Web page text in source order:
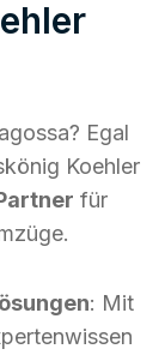
Egal
Koehler
für
: Mit